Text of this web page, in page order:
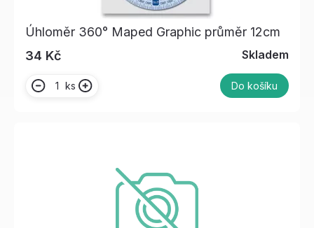
Úhloměr 360° Maped Graphic průměr 12cm
34 Kč
Skladem
ks Do košíku